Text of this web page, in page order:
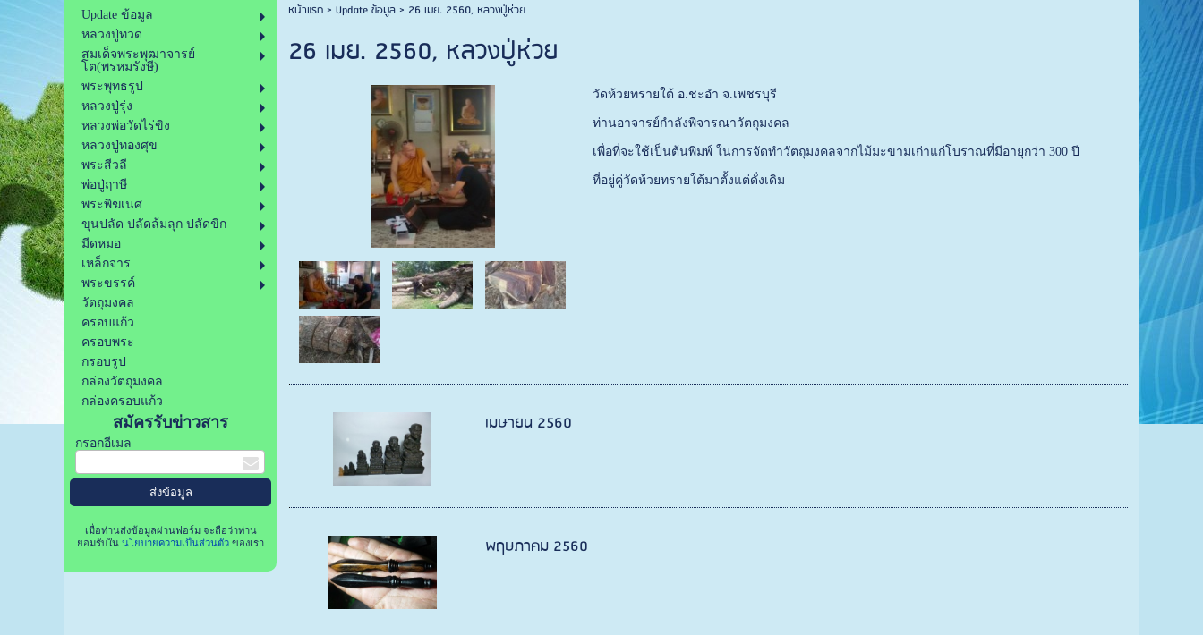
Update ข้อมูล
หลวงปู่ทวด
สมเด็จพระพุฒาจารย์
โต(พรหมรังษี)
พระพุทธรูป
หลวงปู่รุ่ง
หลวงพ่อวัดไร่ขิง
หลวงปู่ทองศุข
พระสีวลี
พ่อปู่ฤาษี
พระพิฆเนศ
ขุนปลัด ปลัดล้มลุก ปลัดขิก
มีดหมอ
เหล็กจาร
พระขรรค์
วัตถุมงคล
ครอบแก้ว
ครอบพระ
กรอบรูป
กล่องวัตถุมงคล
กล่องครอบแก้ว
สมัครรับข่าวสาร
กรอกอีเมล
เมื่อท่านส่งข้อมูลผ่านฟอร์ม จะถือว่าท่าน
ยอมรับใน นโยบายความเป็นส่วนตัวของเรา
หน้าแรก> Update ข้อมูล> 26 เมย. 2560, หลวงปู่ห่วย
26 เมย. 2560, หลวงปู่ห่วย
วัดห้วยทรายใต้ อ.ชะอำ จ.เพชรบุรี
ท่านอาจารย์กำลังพิจารณาวัตถุมงคล
เพื่อที่จะใช้เป็นต้นพิมพ์ ในการจัดทำวัตถุมงคลจากไม้มะขามเก่าแก่โบราณที่มีอายุกว่า 300 ปี
ที่อยู่คู่วัดห้วยทรายใต้มาตั้งแต่ดั่งเดิม
เมษายน 2560
พฤษภาคม 2560